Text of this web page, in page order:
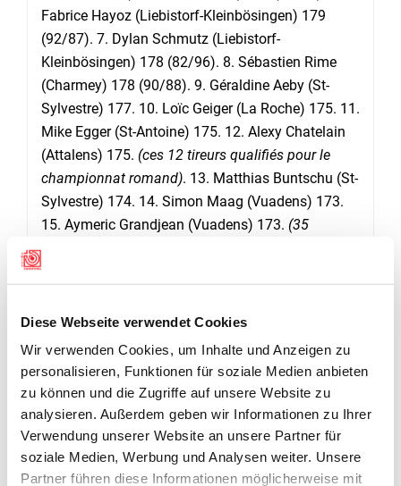
Diese Webseite verwendet Cookies
Wir verwenden Cookies, um Inhalte und Anzeigen zu
personalisieren, Funktionen für soziale Medien anbieten
zu können und die Zugriffe auf unsere Website zu
analysieren. Außerdem geben wir Informationen zu Ihrer
Verwendung unserer Website an unsere Partner für
soziale Medien, Werbung und Analysen weiter. Unsere
Partner führen diese Informationen möglicherweise mit
Fabrice Hayoz (Liebistorf-Kleinbösingen) 179
(92/87). 7. Dylan Schmutz (Liebistorf-
Kleinbösingen) 178 (82/96). 8. Sébastien Rime
(Charmey) 178 (90/88). 9. Géraldine Aeby (St-
Sylvestre) 177. 10. Loïc Geiger (La Roche) 175. 11.
Mike Egger (St-Antoine) 175. 12. Alexy Chatelain
(Attalens) 175. (ces 12 tireurs qualifiés pour le
championnat romand). 13. Matthias Buntschu (St-
Sylvestre) 174. 14. Simon Maag (Vuadens) 173.
15. Aymeric Grandjean (Vuadens) 173. (35
Adolescents (M13-M17):1. Benoît-Nicolas
(Heitenried) 180 (88/92). 3. Fanny Gachet
(Charmey) 179 (89/90). 4. Cyril Yerly (Treyvaux)
178. 5. Matthias Wühtrich (St-Sylvestre) 174. 6.
Céline Aeby (St-Sylvestre) 173.(ces 6 tireurs
qualifiés pour le championnat romand).
Zwick (Sorens) 172. 8. Nathan-Davide Maggini
(Liebistorf-Kleinbösingen) 171. 9. Lena-Mari Belk